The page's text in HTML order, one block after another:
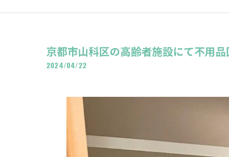
京都市山科区の高齢者施設にて不用
2024/04/22